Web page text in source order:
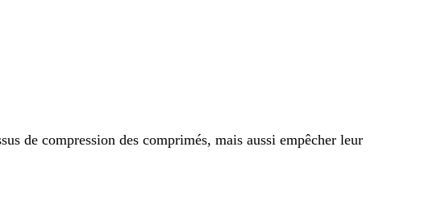
de compression des comprimés, mais aussi empêcher leur